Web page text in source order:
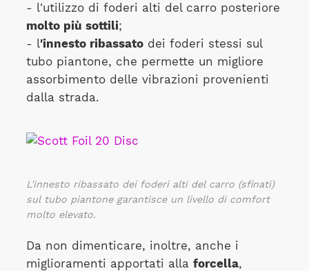
- l'utilizzo di foderi alti del carro posteriore
molto più sottili;
- l'innesto ribassatodei foderi stessi sul
tubo piantone, che permette un migliore
assorbimento delle vibrazioni provenienti
dalla strada.
L'innesto ribassato dei foderi alti del carro (sfinati)
sul tubo piantone garantisce un livello di comfort
molto elevato.
Da non dimenticare, inoltre, anche i
miglioramenti apportati alla forcella,